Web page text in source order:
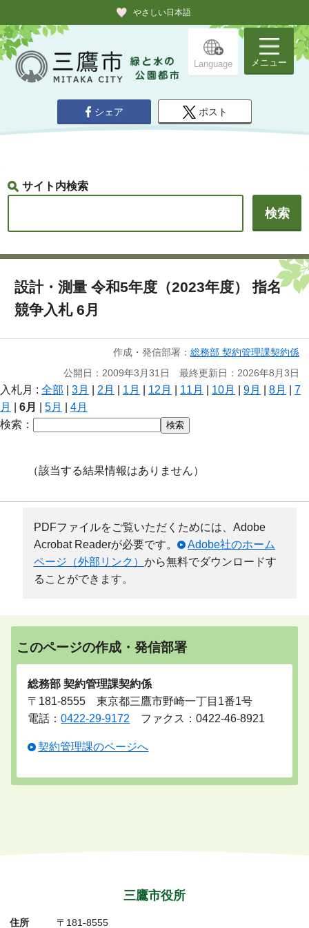
やさしい日本語
Language メニュー
シェア ポスト
サイト内検索
設計・測量 令和5年度（2023年度） 指名
競争入札 6月
作成・発信部署： 総務部 契約管理課契約係
公開日：2009年3月31日 最終更新日：2026年8月3日
入札月 : 全部 3月 2月 1月 12月 11月 10月 9月 8月
7
月
6月 5月
4月
検索：
（該当する結果情報はありません）
PDFファイルをご覧いただくためには、Adobe
Acrobat Readerが必要です。
Adobe社のホーム
ページ（外部リンク） から無料でダウンロードす
ることができます。
このページの作成・発信部署
総務部 契約管理課契約係
〒181-8555 東京都三鷹市野崎一丁目1番1号
電話：0422-29-9172 ファクス：0422-46-8921
契約管理課のページへ
三鷹市役所
住所 〒181-8555